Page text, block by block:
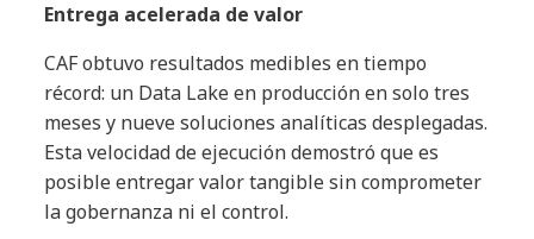
Entrega acelerada de valor
CAF obtuvo resultados medibles en tiempo
récord: un Data Lake en producción en solo tres
meses y nueve soluciones analíticas desplegadas.
Esta velocidad de ejecución demostró que es
posible entregar valor tangible sin comprometer
la gobernanza ni el control.